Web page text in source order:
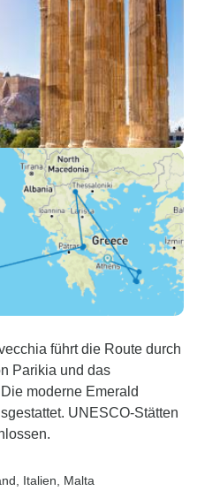
führt die Route durch
Parikia und das
moderne Emerald
UNESCO-Stätten
, Italien , Malta